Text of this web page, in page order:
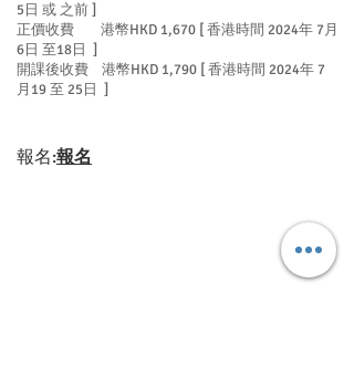
5日 或 之前 ]
正價收費 港幣HKD 1,670 [ 香港時間 2024年 7月
6日 至18日 ]
開課後收費 港幣HKD 1,790 [ 香港時間 2024年 7
月19 至 25日 ]
報名:報名